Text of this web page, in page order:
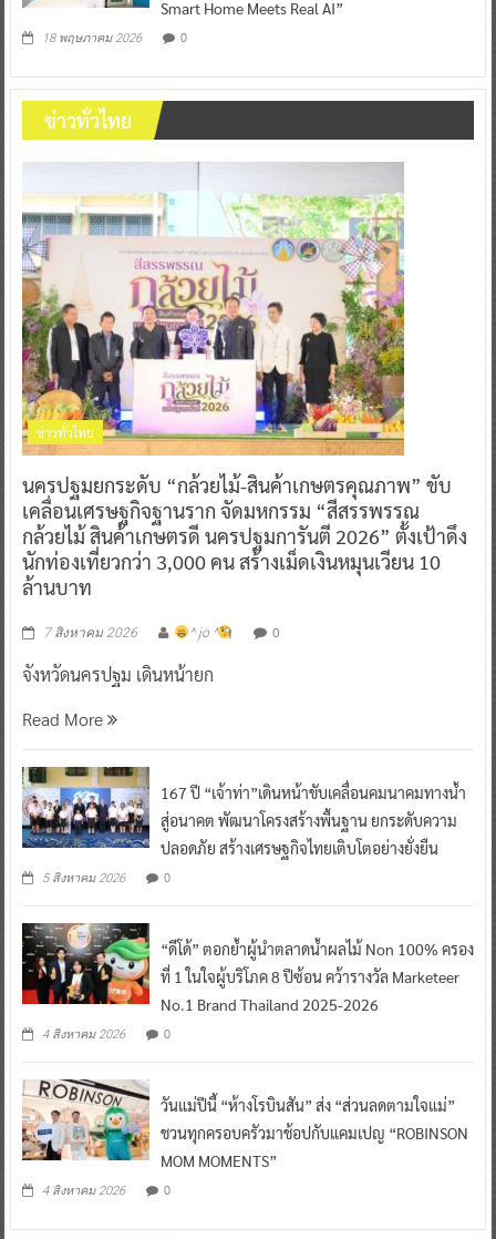
Smart Home Meets Real AI”
18 พฤษภาคม 2026 0
ข่าวทั่วไทย
ข่าวทั่วไทย
นครปฐมยกระดับ “กล้วยไม้-สินค้าเกษตรคุณภาพ” ขับ
เคลื่อนเศรษฐกิจฐานราก จัดมหกรรม “สีสรรพรรณ
กล้วยไม้ สินค้าเกษตรดี นครปฐมการันตี 2026” ตั้งเป้าดึง
นักท่องเที่ยวกว่า 3,000 คน สร้างเม็ดเงินหมุนเวียน 10
ล้านบาท
7 สิงหาคม 2026 ^ jo ^ 0
จังหวัดนครปฐม เดินหน้ายก
Read More
167 ปี “เจ้าท่า”เดินหน้าขับเคลื่อนคมนาคมทางน้ำ
สู่อนาคต พัฒนาโครงสร้างพื้นฐาน ยกระดับความ
ปลอดภัย สร้างเศรษฐกิจไทยเติบโตอย่างยั่งยืน
5 สิงหาคม 2026 0
“ดีโด้” ตอกย้ำผู้นำตลาดน้ำผลไม้ Non 100% ครอง
ที่ 1 ในใจผู้บริโภค 8 ปีซ้อน คว้ารางวัล Marketeer
No.1 Brand Thailand 2025-2026
4 สิงหาคม 2026 0
วันแม่ปีนี้ “ห้างโรบินสัน” ส่ง “ส่วนลดตามใจแม่”
ชวนทุกครอบครัวมาช้อปกับแคมเปญ “ROBINSON
MOM MOMENTS”
4 สิงหาคม 2026 0